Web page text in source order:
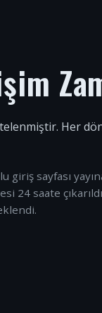
Her
giriş sayfası
24 saate